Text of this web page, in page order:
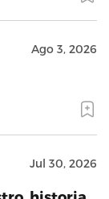
Ago 3, 2026
Jul 30, 2026